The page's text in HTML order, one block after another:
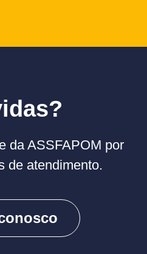
da ASSFAPOM por
de atendimento.